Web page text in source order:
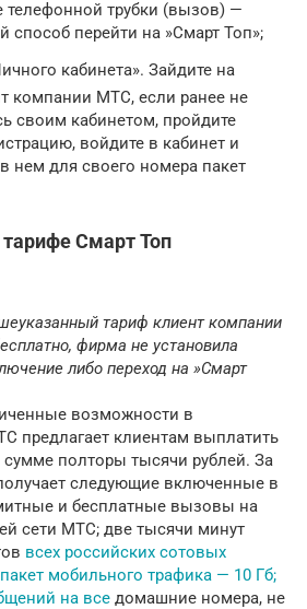
телефонной трубки (вызов) —
способ перейти на »Смарт Топ»;
кабинета». Зайдите на
компании МТС, если ранее не
своим кабинетом, пройдите
войдите в кабинет и
нем для своего номера пакет
Смарт Топ
тариф клиент компании
фирма не установила
либо переход на »Смарт
возможности в
предлагает клиентам выплатить
полторы тысячи рублей. За
следующие включенные в
и бесплатные вызовы на
сети МТС; две тысячи минут
всех российских сотовых
мобильного трафика — 10 Гб;
на все домашние номера, не